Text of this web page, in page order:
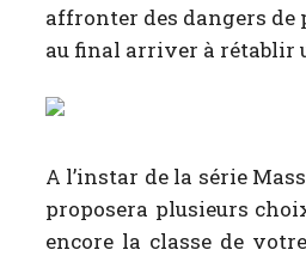
affronter des dangers de
au final arriver à rétablir
A l’instar de la série
proposera plusieurs
encore la classe de